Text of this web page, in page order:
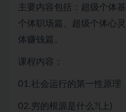
主要内容包括：超级个体
个体职场篇、超级个体心
体赚钱篇。
课程内容：
01.社会运行的第一性原理
02.穷的根源是什么?(上)